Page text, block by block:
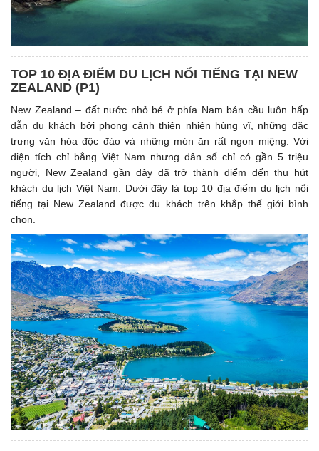
TOP 10 ĐỊA ĐIỂM DU LỊCH NỔI TIẾNG TẠI NEW
ZEALAND (P1)
New Zealand – đất nước nhỏ bé ở phía Nam bán cầu luôn hấp
dẫn du khách bởi phong cảnh thiên nhiên hùng vĩ, những đặc
trưng văn hóa độc đáo và những món ăn rất ngon miệng. Với
diện tích chỉ bằng Việt Nam nhưng dân số chỉ có gần 5 triệu
người, New Zealand gần đây đã trở thành điểm đến thu hút
khách du lịch Việt Nam. Dưới đây là top 10 địa điểm du lịch nổi
tiếng tại New Zealand được du khách trên khắp thế giới bình
chọn.